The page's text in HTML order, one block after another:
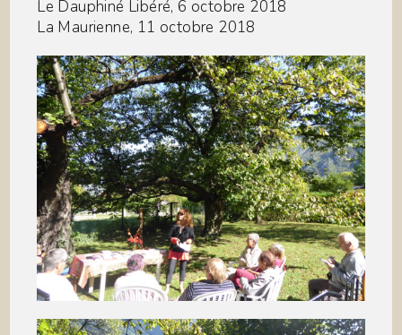
Le Dauphiné Libéré, 6 octobre 2018
La Maurienne, 11 octobre 2018